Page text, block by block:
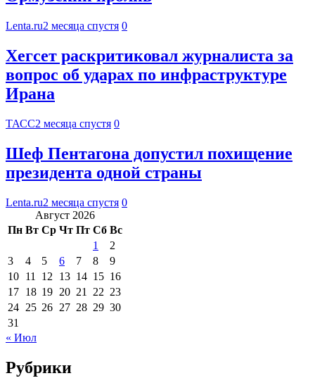
Lenta.ru2 месяца спустя 0
Хегсет раскритиковал журналиста за
вопрос об ударах по инфраструктуре
Ирана
ТАСС2 месяца спустя 0
Шеф Пентагона допустил похищение
президента одной страны
Lenta.ru2 месяца спустя 0
Август 2026
Пн Вт Ср Чт Пт Сб Вс
1
2
3
4 5 6 7 8
9
10 11 12 13 14 15 16
17 18 19 20 21 22 23
24 25 26 27 28 29 30
31
« Июл
Рубрики